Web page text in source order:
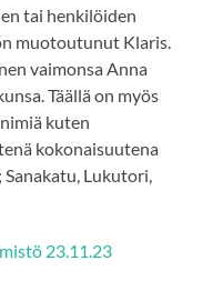
tai henkilöiden
muotoutunut Klaris.
vaimonsa Anna
Täällä on myös
kuten
kokonaisuutena
Lukutori,
23.11.23